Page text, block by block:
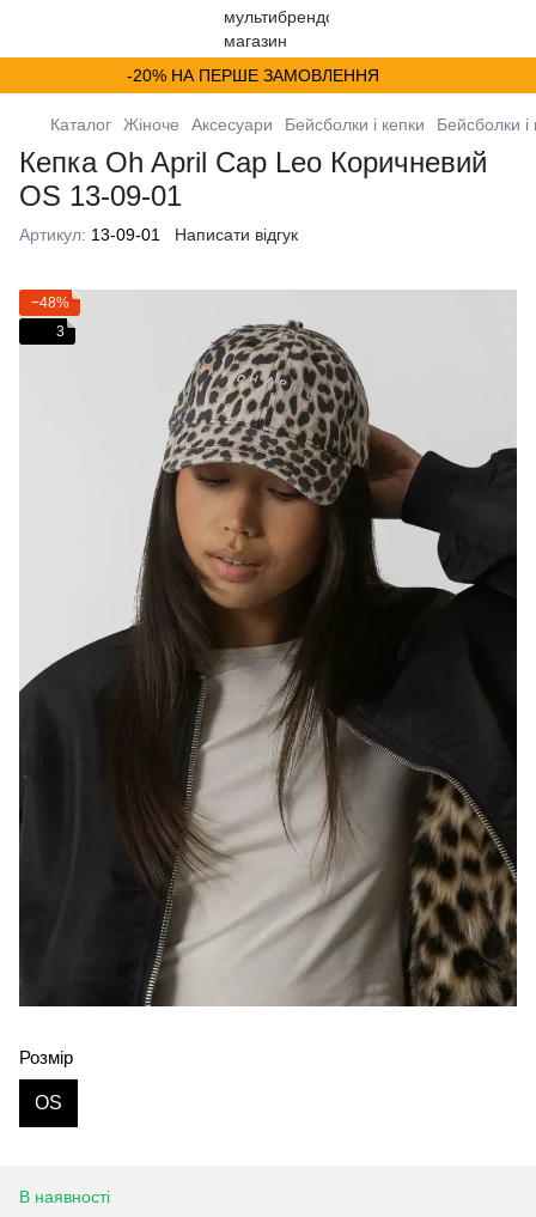
-20% НА ПЕРШЕ ЗАМОВЛЕННЯ
Каталог Жіноче Аксесуари Бейсболки і кепки Бейсболки і
Кепка Oh April Cap Leo Коричневий
OS 13-09-01
Артикул: 13-09-01 Написати відгук
−48%
3
Розмір
OS
В наявності